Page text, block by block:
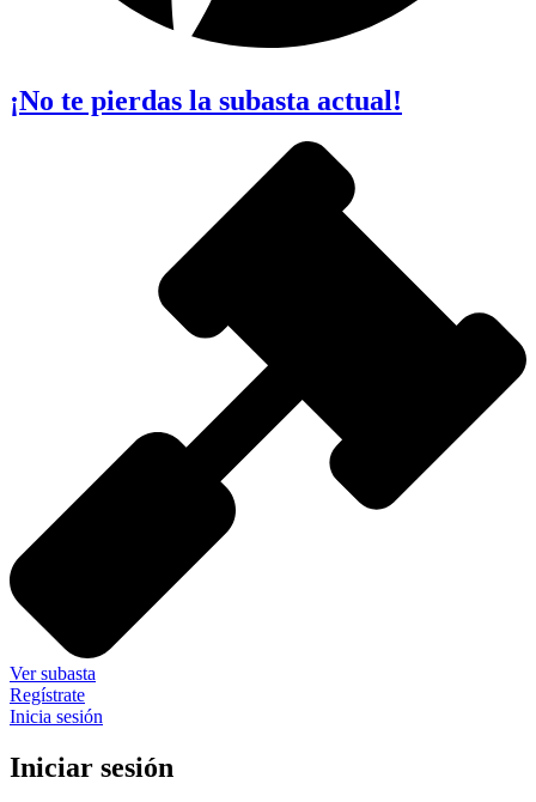
¡No te pierdas la subasta actual!
Ver subasta
Regístrate
Inicia sesión
Iniciar sesión